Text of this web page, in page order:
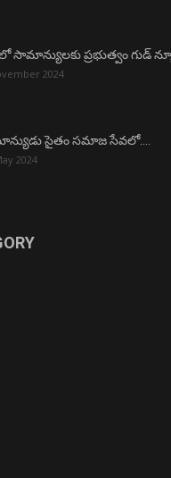
సామాన్యులకు ప్రభుత్వం గుడ్
2024
సైతం సమాజ సేవలో….
2024